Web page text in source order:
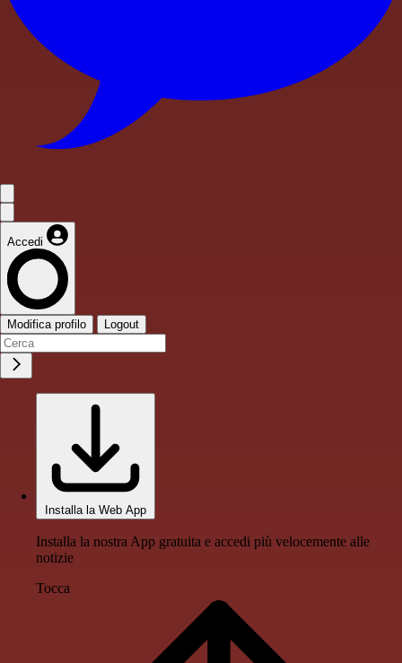
Accedi
Modifica profilo Logout
Installa la Web App
Installa la nostra App gratuita e accedi più velocemente alle
notizie
Tocca